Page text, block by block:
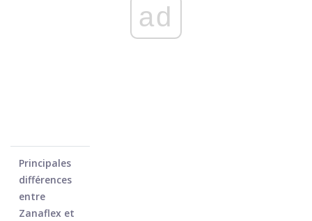
ad
Principales
différences
entre
Zanaflex et